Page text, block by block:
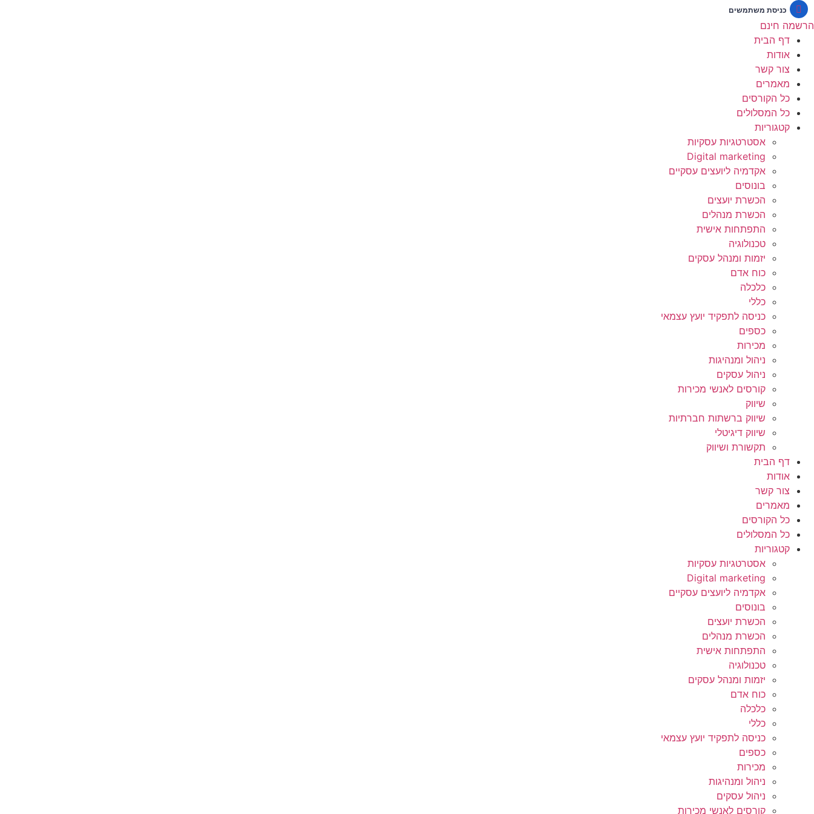
דלג
לתוכן
כניסת משתמשים
הרשמה חינם
דף הבית
אודות
צור קשר
מאמרים
כל הקורסים
כל המסלולים
קטגוריות
אסטרטגיות עסקיות
Digital marketing
אקדמיה ליועצים עסקיים
בונוסים
הכשרת יועצים
הכשרת מנהלים
התפתחות אישית
טכנולוגיה
יזמות ומנהל עסקים
כוח אדם
כלכלה
כללי
כניסה לתפקיד יועץ עצמאי
כספים
מכירות
ניהול ומנהיגות
ניהול עסקים
קורסים לאנשי מכירות
שיווק
שיווק ברשתות חברתיות
שיווק דיגיטלי
תקשורת ושיווק
דף הבית
אודות
צור קשר
מאמרים
כל הקורסים
כל המסלולים
קטגוריות
אסטרטגיות עסקיות
Digital marketing
אקדמיה ליועצים עסקיים
בונוסים
הכשרת יועצים
הכשרת מנהלים
התפתחות אישית
טכנולוגיה
יזמות ומנהל עסקים
כוח אדם
כלכלה
כללי
כניסה לתפקיד יועץ עצמאי
כספים
מכירות
ניהול ומנהיגות
ניהול עסקים
קורסים לאנשי מכירות